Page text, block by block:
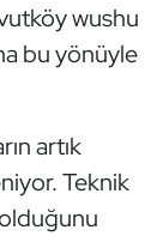
wushu
bu yönüyle
artık
Teknik